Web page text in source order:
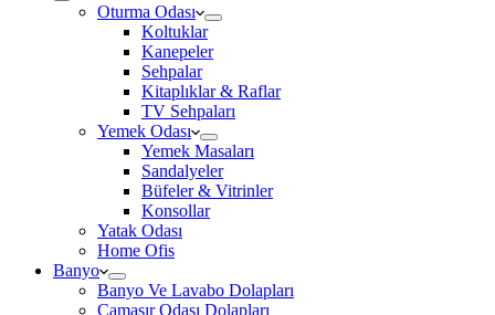
Oturma Odası
Koltuklar
Kanepeler
Sehpalar
Kitaplıklar & Raflar
TV Sehpaları
Yemek Odası
Yemek Masaları
Sandalyeler
Büfeler & Vitrinler
Konsollar
Yatak Odası
Home Ofis
Banyo
Banyo Ve Lavabo Dolapları
Çamaşır Odası Dolapları